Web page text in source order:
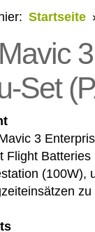
Startseite
Set
3
Flight
(100W),
zu